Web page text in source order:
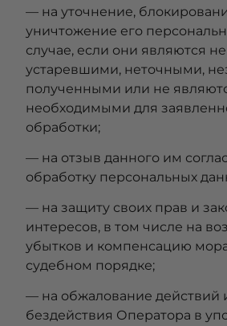
— на уточнение,
уничтожение его
случае, если они являются
устаревшими, неточными,
полученными или не
необходимыми для
обработки;
— на отзыв данного им
обработку персональных
— на защиту своих прав и
интересов, в том числе на
убытков и компенсацию
судебном порядке;
— на обжалование действий
бездействия Оператора в